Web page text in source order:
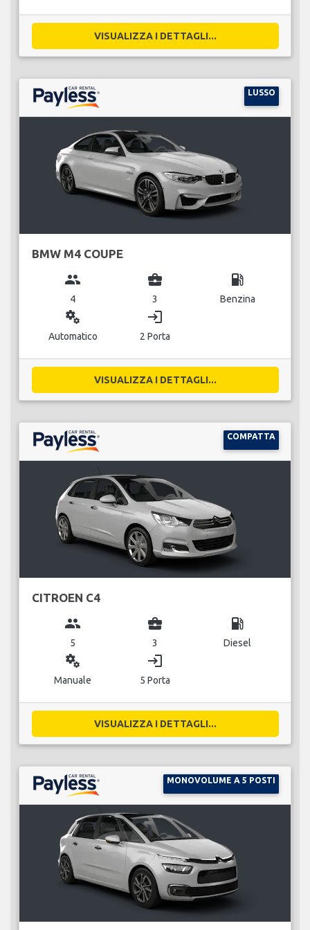
VISUALIZZA I DETTAGLI...
LUSSO
BMW M4 COUPE
group
4
business_center
3
local_gas_station
Benzina
miscellaneous_services
Automatico
login
2 Porta
VISUALIZZA I DETTAGLI...
COMPATTA
CITROEN C4
group
5
business_center
3
local_gas_station
Diesel
miscellaneous_services
Manuale
login
5 Porta
VISUALIZZA I DETTAGLI...
MONOVOLUME A 5 POSTI